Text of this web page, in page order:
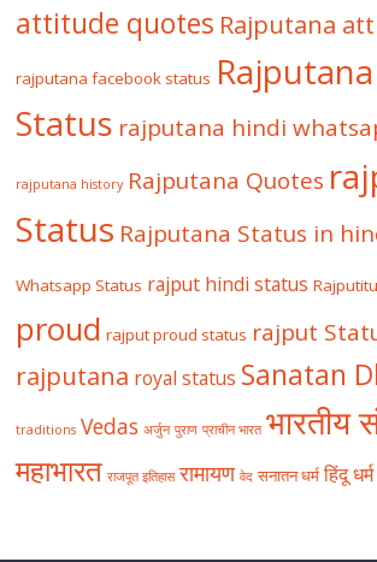
attitude quotes Rajputana
rajputana facebook status
Status rajputana hindi
rajputana history Rajputana Quotes
Status Rajputana Status in
Whatsapp Status rajput hindi status
proud rajput proud status rajput
rajputana royal status Sanatan
traditions Vedas अर्जुन पुराण प्राचीन भारत भारतीय
महाभारत राजपूत इतिहास रामायण वेद सनातन धर्म हिंदू धर्म